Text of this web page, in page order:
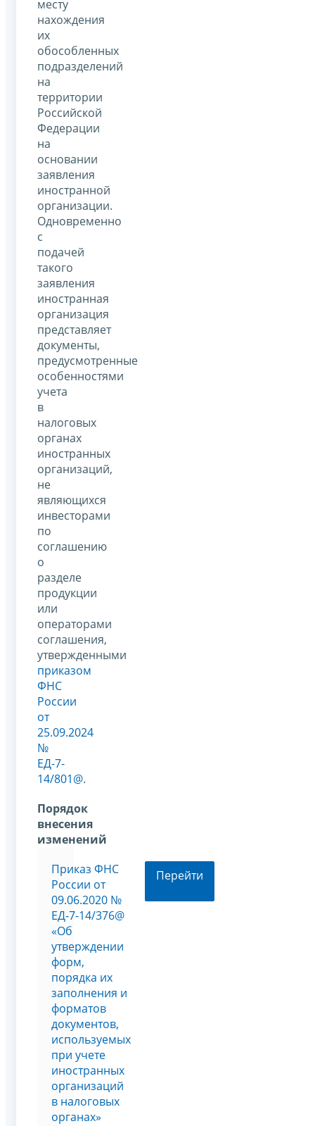
месту
нахождения
их
обособленных
подразделений
на
территории
Российской
Федерации
на
основании
заявления
иностранной
организации.
Одновременно
с
подачей
такого
заявления
иностранная
организация
представляет
документы,
предусмотренные
особенностями
учета
в
налоговых
органах
иностранных
организаций,
не
являющихся
инвесторами
по
соглашению
о
разделе
продукции
или
операторами
соглашения,
утвержденными
приказом
ФНС
России
от
25.09.2024
№
ЕД-7-
14/801@.
Порядок
внесения
изменений
Приказ ФНС
России от
09.06.2020 №
ЕД-7-14/376@
«Об
утверждении
форм,
порядка их
заполнения и
форматов
документов,
используемых
при учете
иностранных
организаций
в налоговых
органах»
Перейти